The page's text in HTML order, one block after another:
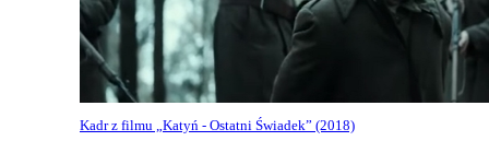
Kadr z filmu „Katyń - Ostatni Świadek” (2018)